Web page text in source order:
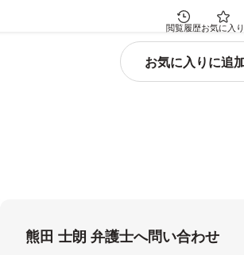
閲覧履歴お気に入り
熊田 士朗 弁護士へ問い合わせ